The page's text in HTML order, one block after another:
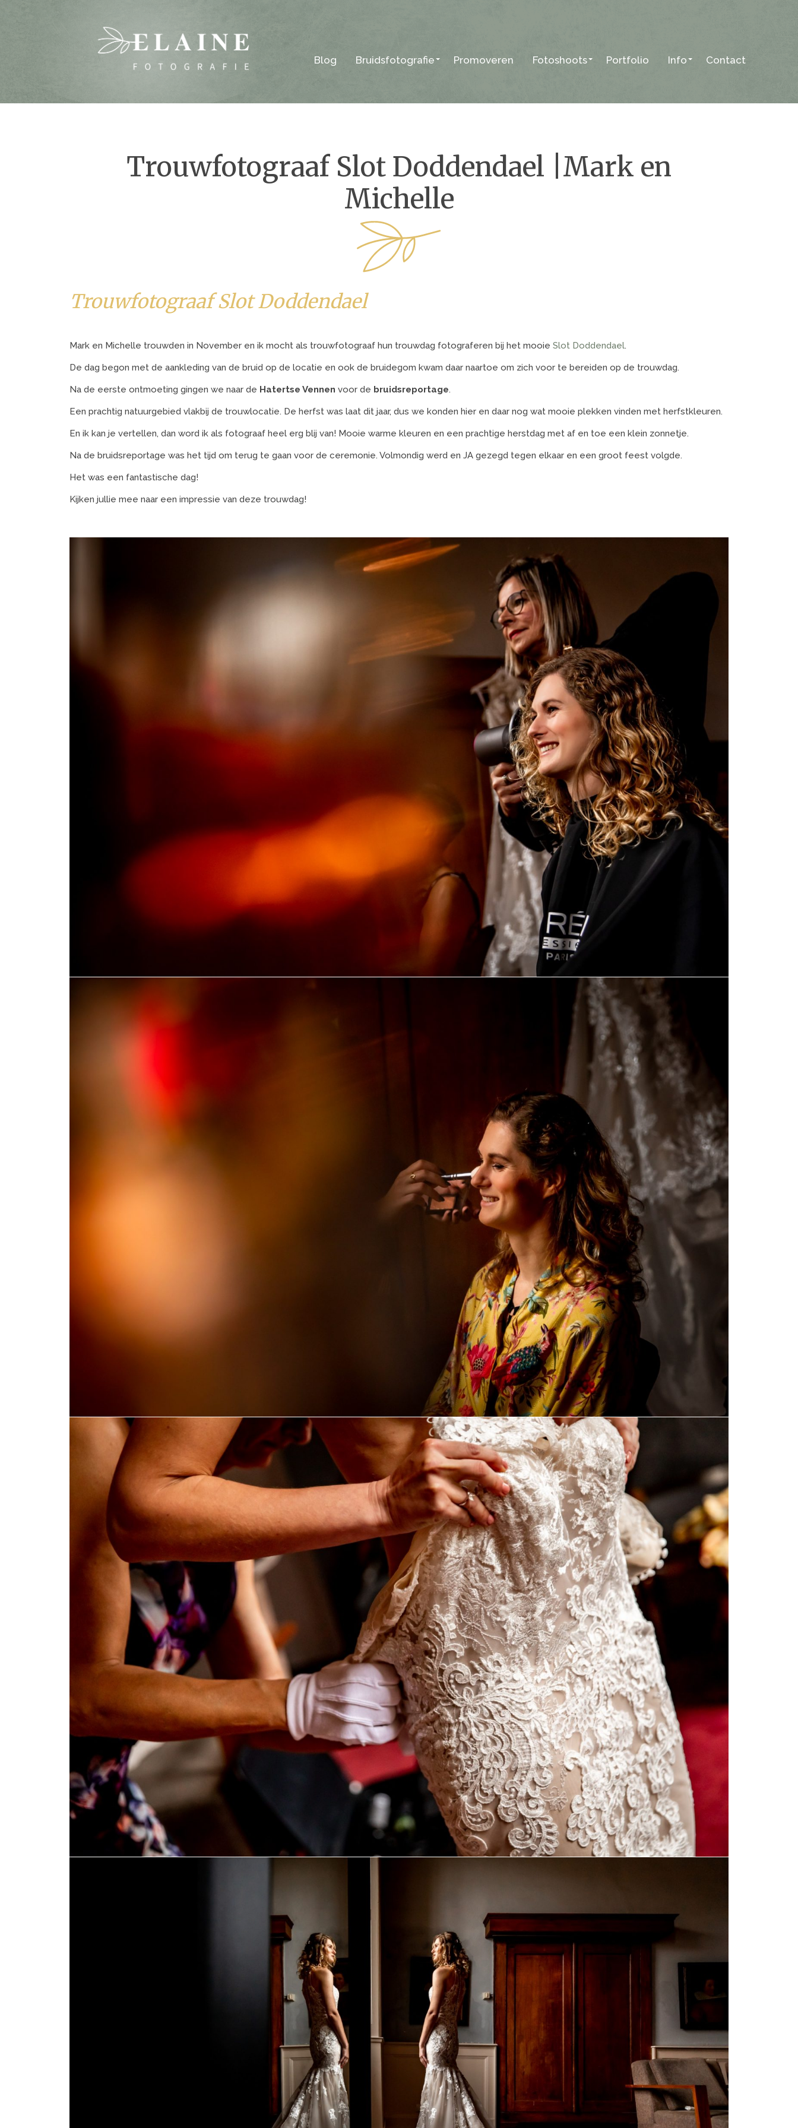
Blog Bruidsfotografie Promoveren Fotoshoots Portfolio Info Contact
Trouwfotograaf Slot Doddendael |Mark en
Michelle
Trouwfotograaf Slot Doddendael
Mark en Michelle trouwden in November en ik mocht als trouwfotograaf hun trouwdag fotograferen bij het mooie Slot Doddendael.
De dag begon met de aankleding van de bruid op de locatie en ook de bruidegom kwam daar naartoe om zich voor te bereiden op de trouwdag.
Na de eerste ontmoeting gingen we naar de Hatertse Vennen voor de bruidsreportage.
Een prachtig natuurgebied vlakbij de trouwlocatie. De herfst was laat dit jaar, dus we konden hier en daar nog wat mooie plekken vinden met herfstkleuren.
En ik kan je vertellen, dan word ik als fotograaf heel erg blij van! Mooie warme kleuren en een prachtige herstdag met af en toe een klein zonnetje.
Na de bruidsreportage was het tijd om terug te gaan voor de ceremonie. Volmondig werd en JA gezegd tegen elkaar en een groot feest volgde.
Het was een fantastische dag!
Kijken jullie mee naar een impressie van deze trouwdag!